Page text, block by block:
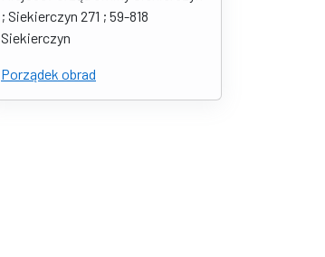
; Siekierczyn 271 ; 59-818
Siekierczyn
Porządek obrad